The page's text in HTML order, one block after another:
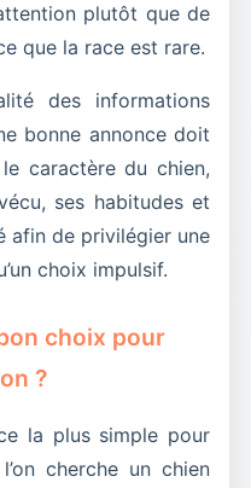
plutôt que de
que la race est rare.
des informations
bonne annonce doit
caractère du chien,
ses habitudes et
afin de privilégier une
choix impulsif.
choix pour
?
la plus simple pour
cherche un chien